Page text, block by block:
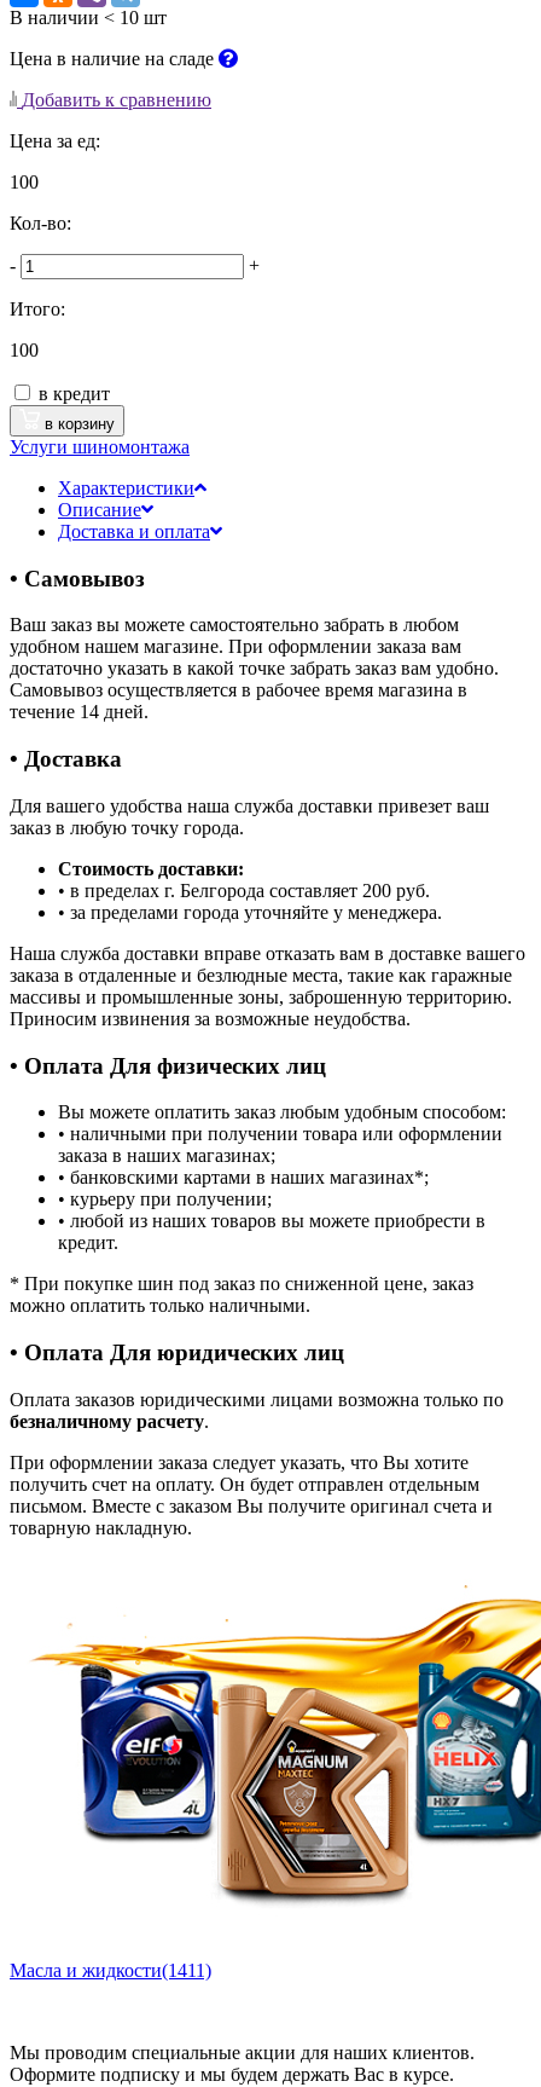
В наличии < 10 шт
Цена в наличие на сладе
Добавить к сравнению
Цена за ед:
100
Кол-во:
- +
Итого:
100
в кредит
в корзину
Услуги шиномонтажа
Характеристики
Описание
Доставка и оплата
• Самовывоз
Ваш заказ вы можете самостоятельно забрать в любом
удобном нашем магазине. При оформлении заказа вам
достаточно указать в какой точке забрать заказ вам удобно.
Самовывоз осуществляется в рабочее время магазина в
течение 14 дней.
• Доставка
Для вашего удобства наша служба доставки привезет ваш
заказ в любую точку города.
Стоимость доставки:
• в пределах г. Белгорода составляет 200 руб.
• за пределами города уточняйте у менеджера.
Наша служба доставки вправе отказать вам в доставке вашего
заказа в отдаленные и безлюдные места, такие как гаражные
массивы и промышленные зоны, заброшенную территорию.
Приносим извинения за возможные неудобства.
• Оплата Для физических лиц
Вы можете оплатить заказ любым удобным способом:
• наличными при получении товара или оформлении
заказа в наших магазинах;
• банковскими картами в наших магазинах*;
• курьеру при получении;
• любой из наших товаров вы можете приобрести в
кредит.
* При покупке шин под заказ по сниженной цене, заказ
можно оплатить только наличными.
• Оплата Для юридических лиц
Оплата заказов юридическими лицами возможна только по
безналичному расчету.
При оформлении заказа следует указать, что Вы хотите
получить счет на оплату. Он будет отправлен отдельным
письмом. Вместе с заказом Вы получите оригинал счета и
товарную накладную.
Масла и жидкости(1411)
Мы проводим специальные акции для наших клиентов.
Оформите подписку и мы будем держать Вас в курсе.